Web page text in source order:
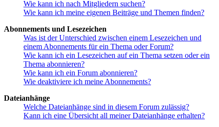
Wie kann ich nach Mitgliedern suchen?
Wie kann ich meine eigenen Beiträge und Themen finden?
Abonnements und Lesezeichen
Was ist der Unterschied zwischen einem Lesezeichen und
einem Abonnements für ein Thema oder Forum?
Wie kann ich ein Lesezeichen auf ein Thema setzen oder ein
Thema abonnieren?
Wie kann ich ein Forum abonnieren?
Wie deaktiviere ich meine Abonnements?
Dateianhänge
Welche Dateianhänge sind in diesem Forum zulässig?
Kann ich eine Übersicht all meiner Dateianhänge erhalten?